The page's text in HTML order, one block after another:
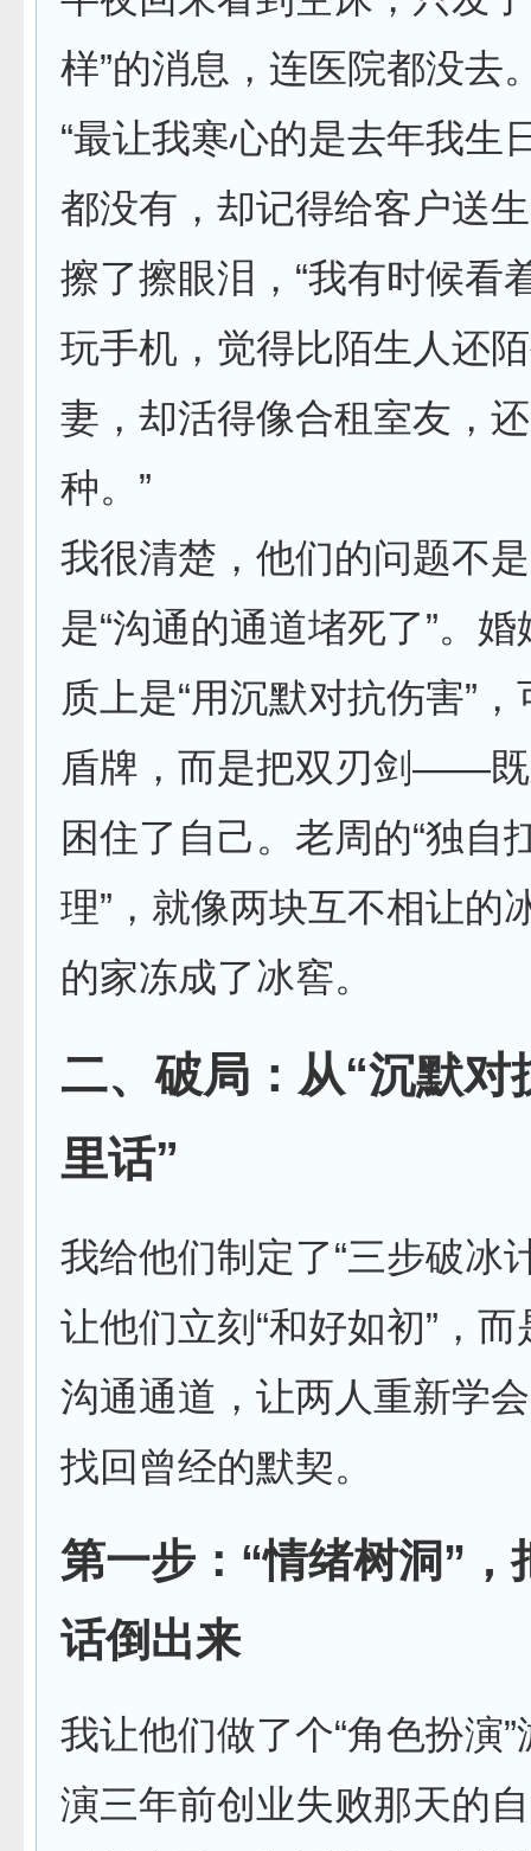
样”的消息，连医院都没去
“最让我寒心的是去年我生
都没有，却记得给客户送
擦了擦眼泪，“我有时候看
玩手机，觉得比陌生人还
妻，却活得像合租室友，
种。”
我很清楚，他们的问题不
是“沟通的通道堵死了”。
质上是“用沉默对抗伤害”
盾牌，而是把双刃剑——
困住了自己。老周的“独自
理”，就像两块互不相让的
的家冻成了冰窖。
二、破局：从“沉默对
里话”
我给他们制定了“三步破冰
让他们立刻“和好如初”，
沟通通道，让两人重新学
找回曾经的默契。
第一步：“情绪树洞”，
话倒出来
我让他们做了个“角色扮
演三年前创业失败那天的